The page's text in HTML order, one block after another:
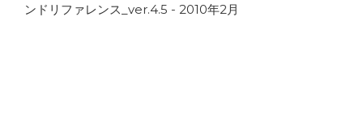
ンドリファレンス_ver.4.5 - 2010年2月